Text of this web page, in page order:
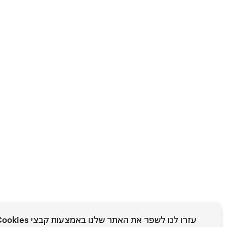
עזרו לנו לשפר את האתר שלנו באמצעות קבצי Cookies